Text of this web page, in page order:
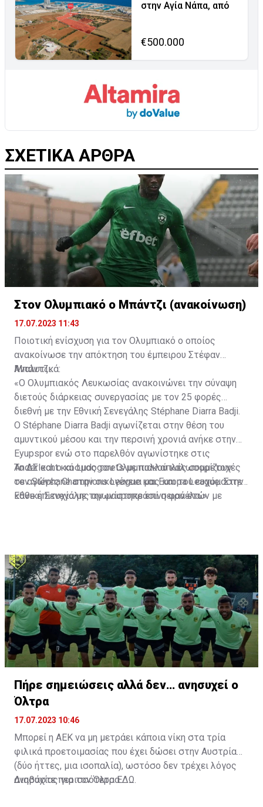
στην Αγία Νάπα, από
€500.000
ΣΧΕΤΙΚΑ ΑΡΘΡΑ
Στον Ολυμπιακό ο Μπάντζι (ανακοίνωση)
17.07.2023 11:43
Ποιοτική ενίσχυση για τον Ολυμπιακό ο οποίος
ανακοίνωσε την απόκτηση του έμπειρου Στέφαν
Μπάντζι.
Αναλυτικά:
«Ο Ολυμπιακός Λευκωσίας ανακοινώνει την σύναψη
διετούς διάρκειας συνεργασίας με τον 25 φορές
διεθνή με την Εθνική Σενεγάλης Stéphane Diarra Badji.
Ο Stéphane Diarra Badji αγωνίζεται στην θέση του
αμυντικού μέσου και την περσινή χρονιά ανήκε στην
Eyupspor ενώ στο παρελθόν αγωνίστηκε στις
Anderlecht και Ludogorets με πολλαπλές συμμετοχές
σε αγώνες Champions League και Europa League. Στην
Εθνική Σενεγάλης αγωνίστηκε επί σειρά ετών με
Το ΔΣ και ο κόσμος του Ολυμπιακού καλωσορίζουν
τον Stéphane στην οικογένεια μας και του ευχόμαστε
κάθε επιτυχία με την μαυροπράσινη φανέλα.»
Πήρε σημειώσεις αλλά δεν… ανησυχεί ο
Όλτρα
17.07.2023 10:46
Μπορεί η ΑΕΚ να μη μετράει κάποια νίκη στα τρία
φιλικά προετοιμασίας που έχει δώσει στην Αυστρία
(δύο ήττες, μια ισοπαλία), ωστόσο δεν τρέχει λόγος
ανησυχίας για τον Όλτρα.
Διαβάστε περισσότεραΕΔΩ